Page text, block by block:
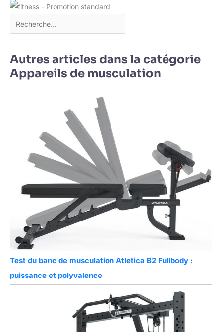
Autres articles dans la catégorie
Appareils de musculation
Test du banc de musculation Atletica B2 Fullbody :
puissance et polyvalence